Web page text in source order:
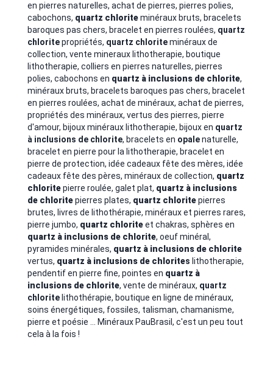
en pierres naturelles, achat de pierres, pierres polies,
cabochons, quartz chloriteminéraux bruts, bracelets
baroques pas chers, bracelet en pierres roulées, quartz
chloritepropriétés, quartz chloriteminéraux de
collection, vente mineraux lithotherapie, boutique
lithotherapie, colliers en pierres naturelles, pierres
polies, cabochons en quartz à inclusions de chlorite,
minéraux bruts, bracelets baroques pas chers, bracelet
en pierres roulées, achat de minéraux, achat de pierres,
propriétés des minéraux, vertus des pierres, pierre
d'amour, bijoux minéraux lithotherapie, bijoux en quartz
à inclusions de chlorite, bracelets en opalenaturelle,
bracelet en pierre pour la lithotherapie, bracelet en
pierre de protection, idée cadeaux fête des mères, idée
cadeaux fête des pères, minéraux de collection, quartz
chloritepierre roulée, galet plat, quartz à inclusions
de chloritepierres plates, quartz chloritepierres
brutes, livres de lithothérapie, minéraux et pierres rares,
pierre jumbo, quartz chloriteet chakras, sphères en
quartz à inclusions de chlorite, oeuf minéral,
pyramides minérales, quartz à inclusions de chlorite
vertus, quartz à inclusions de chlorites lithotherapie,
pendentif en pierre fine, pointes en quartz à
inclusions de chlorite, vente de minéraux, quartz
chlorite lithothérapie, boutique en ligne de minéraux,
soins énergétiques, fossiles, talisman, chamanisme,
pierre et poésie ... Minéraux PauBrasil, c'est un peu tout
cela à la fois !